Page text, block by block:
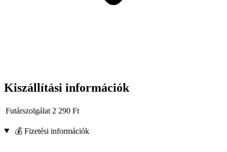
Kiszállítási információk
Futárszolgálat 2 290 Ft
💰 Fizetési információk